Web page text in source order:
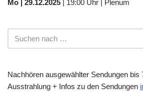
Mo | 29.12.2025 | 19:00 Uhr | Plenum
Nachhören ausgewählter Sendungen bis
Ausstrahlung + Infos zu den Sendungen